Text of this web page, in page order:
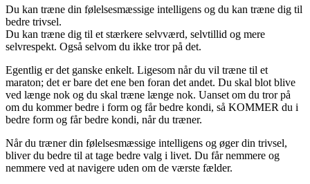
Du kan træne din følelsesmæssige intelligens og du kan træne dig til
bedre trivsel.
Du kan træne dig til et stærkere selvværd, selvtillid og mere
selvrespekt. Også selvom du ikke tror på det.
Egentlig er det ganske enkelt. Ligesom når du vil træne til et
maraton; det er bare det ene ben foran det andet. Du skal blot blive
ved længe nok og du skal træne længe nok. Uanset om du tror på
om du kommer bedre i form og får bedre kondi, så KOMMER du i
bedre form og får bedre kondi, når du træner.
Når du træner din følelsesmæssige intelligens og øger din trivsel,
bliver du bedre til at tage bedre valg i livet. Du får nemmere og
nemmere ved at navigere uden om de værste fælder.